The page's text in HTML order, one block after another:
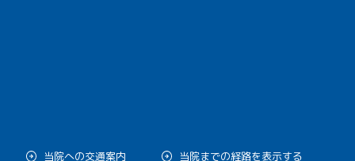
当院への交通案内 当院までの経路を表示する